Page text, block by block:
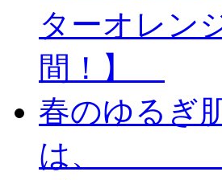
ターオレン
間！】
春のゆるぎ